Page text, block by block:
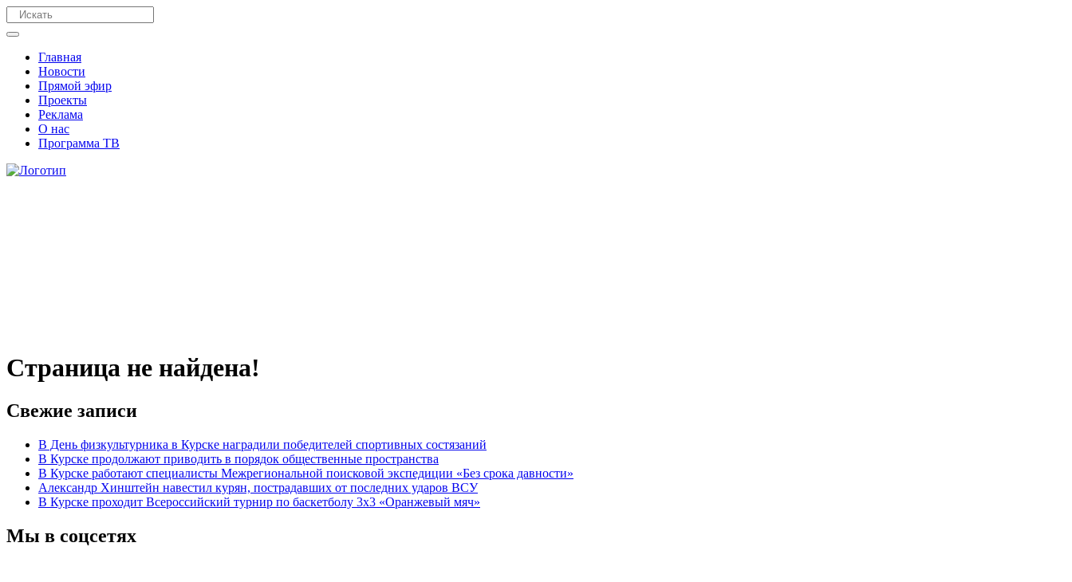
Главная
Новости
Прямой эфир
Проекты
Реклама
О нас
Программа ТВ
Страница не найдена!
Свежие записи
В День физкультурника в Курске наградили победителей спортивных состязаний
В Курске продолжают приводить в порядок общественные пространства
В Курске работают специалисты Межрегиональной поисковой экспедиции «Без срока давности»
Александр Хинштейн навестил курян, пострадавших от последних ударов ВСУ
В Курске проходит Всероссийский турнир по баскетболу 3х3 «Оранжевый мяч»
Мы в соцсетях